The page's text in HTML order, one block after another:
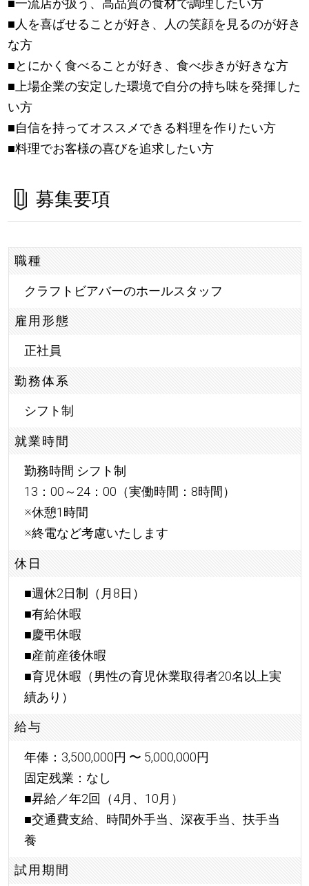
■一流店が扱う、高品質の食材で調理したい方
■人を喜ばせることが好き、人の笑顔を見るのが好き
な方
■とにかく食べることが好き、食べ歩きが好きな方
■上場企業の安定した環境で自分の持ち味を発揮した
い方
■自信を持ってオススメできる料理を作りたい方
■料理でお客様の喜びを追求したい方
募集要項
職種
クラフトビアバーのホールスタッフ
雇用形態
正社員
勤務体系
シフト制
就業時間
勤務時間 シフト制
13：00～24：00（実働時間：8時間）
※休憩1時間
※終電など考慮いたします
休日
■週休2日制（月8日）
■有給休暇
■慶弔休暇
■産前産後休暇
■育児休暇（男性の育児休業取得者20名以上実
績あり）
給与
年俸：3,500,000円 〜 5,000,000円
固定残業：なし
■昇給／年2回（4月、10月）
■交通費支給、時間外手当、深夜手当、扶手当
養
試用期間